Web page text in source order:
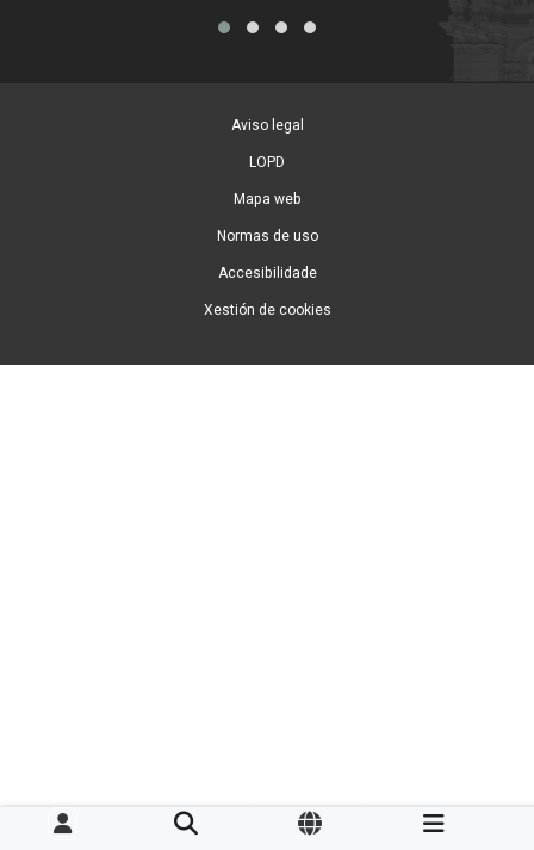
Aviso legal
LOPD
Mapa web
Normas de uso
Accesibilidade
Xestión de cookies